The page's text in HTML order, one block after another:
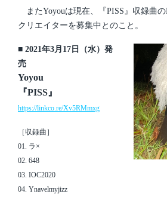
またYoyouは現在、『PISS』収録曲
クリエイターを募集中とのこと。
■ 2021年3月17日（水）発
売
Yoyou
『PISS』
https://linkco.re/Xv5RMmxg
［収録曲］
01. ラ×
02. 648
03. IOC2020
04. Ynavelmyjizz